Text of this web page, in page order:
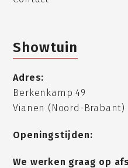
Showtuin
Adres:
Berkenkamp 49
Vianen (Noord-Brabant)
Openingstijden:
We werken graag op